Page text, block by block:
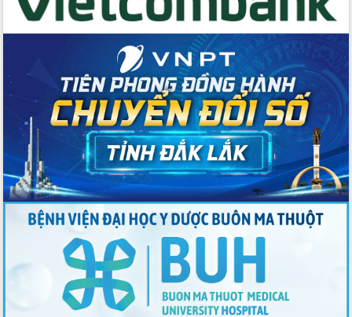
Tập huấn ứng dụng trí tuệ nhân tạo (AI)
trong thương mại điện tử năm 2026
Đoàn đại biểu Quốc hội tỉnh Đắk Lắk
trao đổi thông tin trước Kỳ họp thứ
nhất, Quốc hội khóa XVI
Quyết liệt cải cách hành chính, khơi
thông nguồn lực phát triển
Nâng cao hiệu lực, hiệu quả HĐND
tỉnh thông qua hiện đại hóa hành chính
Xã Ea Phê gắn cải cách hành chính với
chuyển đổi số
Phó Chủ tịch Thường trực UBND tỉnh
Hồ Thị Nguyên Thảo làm việc tại Trung
tâm Phục vụ hành chính công xã Ea
Xây dựng nền hành chính số đồng
hành cùng nông dân dân, doanh nghiệp
Giai đoạn 2026-2030, Đắk Lắk phấn